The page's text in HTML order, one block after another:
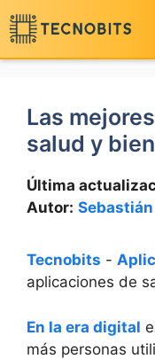
Saltar
al
contenido
Las
salud y
Última
Autor:
Tecnobits -
aplicaciones de
En la era digital
más personas